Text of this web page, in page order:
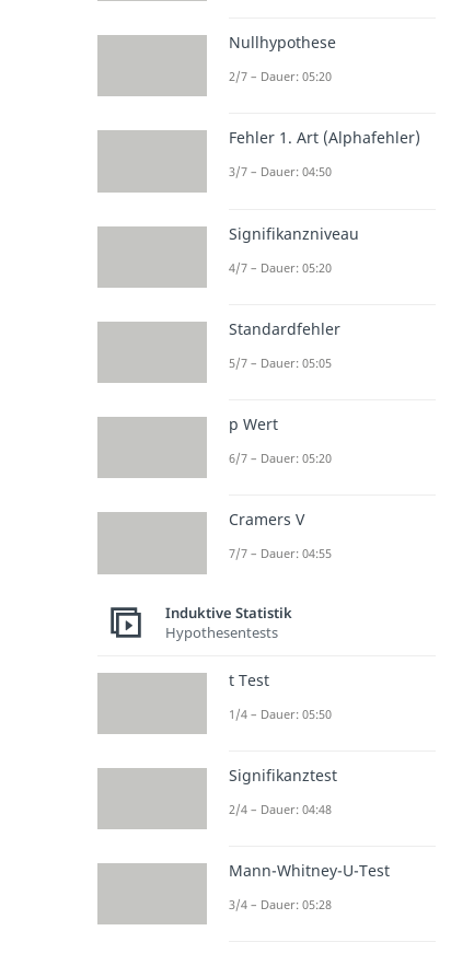
Nullhypothese
2/7 – Dauer: 05:20
Fehler 1. Art (Alphafehler)
3/7 – Dauer: 04:50
Signifikanzniveau
4/7 – Dauer: 05:20
Standardfehler
5/7 – Dauer: 05:05
p Wert
6/7 – Dauer: 05:20
Cramers V
7/7 – Dauer: 04:55
Induktive Statistik
Hypothesentests
t Test
1/4 – Dauer: 05:50
Signifikanztest
2/4 – Dauer: 04:48
Mann-Whitney-U-Test
3/4 – Dauer: 05:28